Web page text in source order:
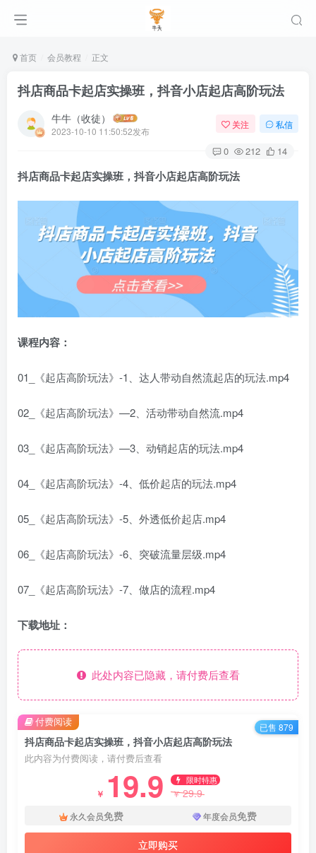
首页 会员教程 正文
抖店商品卡起店实操班，抖音小店起店高阶玩法
牛牛（收徒）
2023-10-10 11:50:52发布
关注 私信
0 212 14
抖店商品卡起店实操班，抖音小店起店高阶玩法
课程内容：
01_《起店高阶玩法》-1、达人带动自然流起店的玩法.mp4
02_《起店高阶玩法》—2、活动带动自然流.mp4
03_《起店高阶玩法》—3、动销起店的玩法.mp4
04_《起店高阶玩法》-4、低价起店的玩法.mp4
05_《起店高阶玩法》-5、外透低价起店.mp4
06_《起店高阶玩法》-6、突破流量层级.mp4
07_《起店高阶玩法》-7、做店的流程.mp4
下载地址：
此处内容已隐藏，请付费后查看
抖店商品卡起店实操班，抖音小店起店高阶玩法
此内容为付费阅读，请付费后查看
￥ 19.9 限时特惠
￥29.9
永久会员免费 年度会员免费
立即购买
付费阅读 已售 879